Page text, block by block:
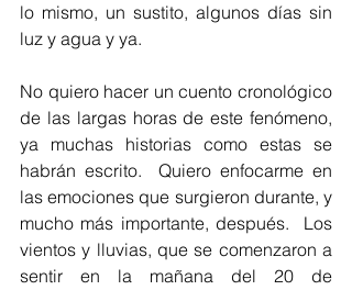
lo mismo, un sustito, algunos días sin
luz y agua y ya.
No quiero hacer un cuento cronológico
de las largas horas de este fenómeno,
ya muchas historias como estas se
habrán escrito.  Quiero enfocarme en
las emociones que surgieron durante, y
mucho más importante, después.  Los
vientos y lluvias, que se comenzaron a
sentir en la mañana del 20 de